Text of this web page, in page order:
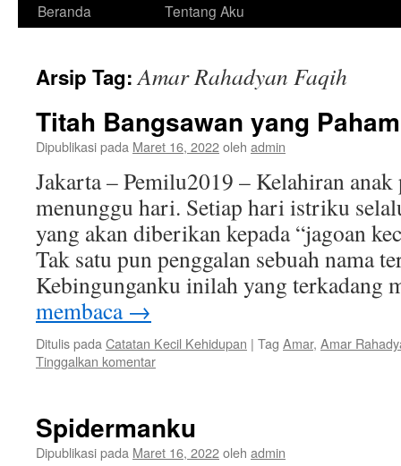
Langsung
isi
Beranda Tentang Aku
Arsip Tag:Amar Rahadyan Faqih
Titah Bangsawan yang
Dipublikasi pada Maret 16, 2022oleh admin
Jakarta – Pemilu2019 – Kelahiran
menunggu hari. Setiap hari istriku
yang akan diberikan kepada “jagoan
Tak satu pun penggalan sebuah nama
Kebingunganku inilah yang
membaca →
Ditulis pada Catatan Kecil Kehidupan | Tag Amar, Amar
Tinggalkan komentar
Spidermanku
Dipublikasi pada Maret 16, 2022oleh admin